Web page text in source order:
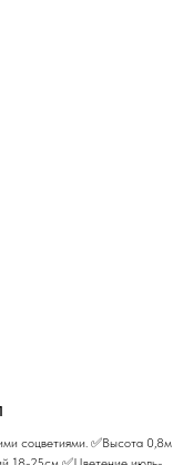
соцветиями. ✅Высота 0,8м